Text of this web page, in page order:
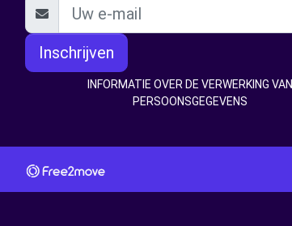
Inschrijven
INFORMATIE OVER DE VERWERKING VAN
PERSOONSGEGEVENS